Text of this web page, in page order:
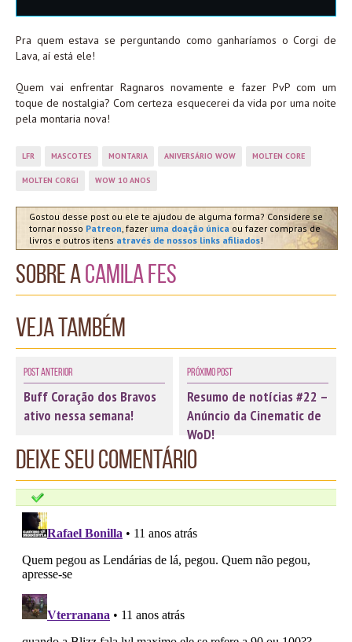
Pra quem estava se perguntando como ganharíamos o Corgi de
Lava, aí está ele!
Quem vai enfrentar Ragnaros novamente e fazer PvP com um
toque de nostalgia? Com certeza esquecerei da vida por uma noite
pela montaria nova!
LFR MASCOTES MONTARIA ANIVERSÁRIO WOW MOLTEN CORE
MOLTEN CORGI WOW 10 ANOS
Gostou desse post ou ele te ajudou de alguma forma? Considere se
tornar nosso Patreon , fazer uma doação única ou fazer compras de
livros e outros itens através de nossos links afiliados!
Sobre aCamila Fes
Veja também
Post Anterior
Buff Coração dos Bravos
ativo nessa semana!
Próximo Post
Resumo de notícias #22 –
Anúncio da Cinematic de
WoD!
Deixe seu comentário